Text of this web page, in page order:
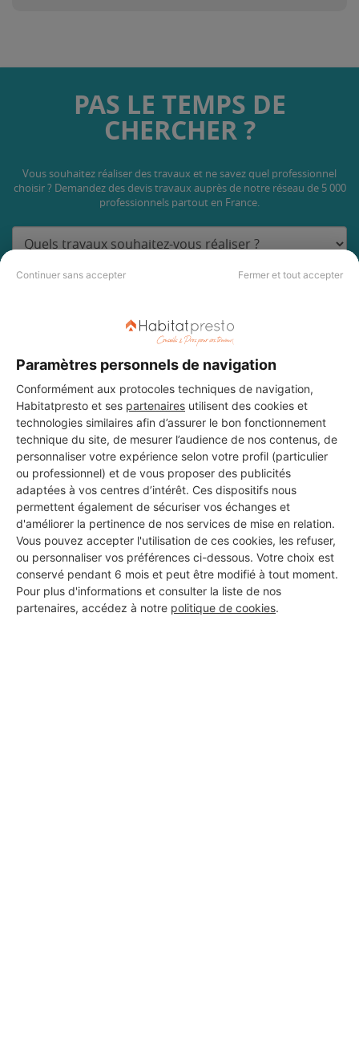
Continuer sans accepter Fermer et tout accepter
Paramètres personnels de navigation
Conformément aux protocoles techniques de navigation,
Habitatpresto et ses partenaires utilisent des cookies et
technologies similaires afin d’assurer le bon fonctionnement
technique du site, de mesurer l’audience de nos contenus, de
personnaliser votre expérience selon votre profil (particulier
ou professionnel) et de vous proposer des publicités
adaptées à vos centres d’intérêt. Ces dispositifs nous
permettent également de sécuriser vos échanges et
d'améliorer la pertinence de nos services de mise en relation.
Vous pouvez accepter l'utilisation de ces cookies, les refuser,
ou personnaliser vos préférences ci-dessous. Votre choix est
conservé pendant 6 mois et peut être modifié à tout moment.
Pour plus d'informations et consulter la liste de nos
partenaires, accédez à notre politique de cookies.
PAS LE TEMPS DE
CHERCHER ?
Vous souhaitez réaliser des travaux et ne savez quel professionnel
choisir ? Demandez des devis travaux auprès de notre réseau de 5 000
professionnels partout en France.
DEMANDER UN DEVIS
Les 2 autres Installateurs
d'alarmes pour vos travaux à
Saint-Just-Luzac
Hermanns
Saint-Just-Luzac
Vérifié
3 ans d'expérience